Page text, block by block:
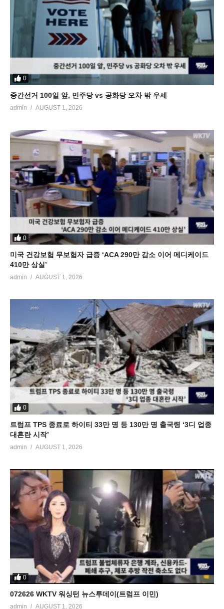
0
중간선거 100일 앞, 민주당 vs 공화당 오차 밖 우세
admin AUGUST 1, 2026
0
미국 건강보험 무보험자 급증 ‘ACA 290만 감소 이어 메디케이드
410만 상실’
admin AUGUST 1, 2026
0
트럼프 TPS 종료로 하이티 33만 명 등 130만 명 출국령 ‘3디 업종
대혼란 시작’
admin AUGUST 1, 2026
0
072626 WKTV 워싱턴 뉴스투데이(트럼프 이민)
admin AUGUST 1, 2026